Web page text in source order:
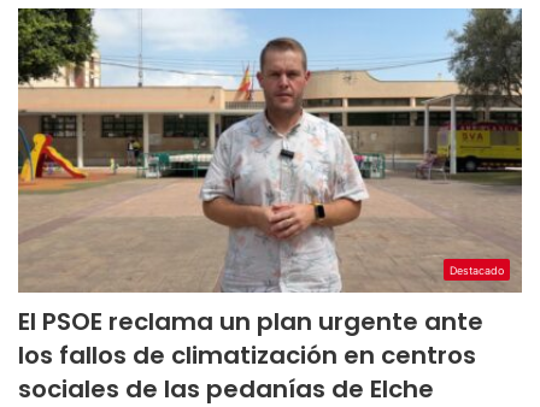
Destacado
El PSOE reclama un plan urgente ante
los fallos de climatización en centros
sociales de las pedanías de Elche